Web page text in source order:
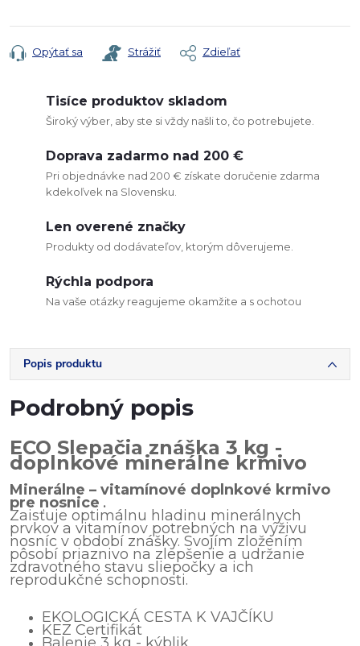
Opýtať sa Strážiť Zdieľať
Tisíce produktov skladom
Široký výber, aby ste si vždy našli to, čo potrebujete.
Doprava zadarmo nad 200 €
Pri objednávke nad 200 € získate doručenie zdarma
kdekoľvek na Slovensku.
Len overené značky
Produkty od dodávateľov, ktorým dôverujeme.
Rýchla podpora
Na vaše otázky reagujeme okamžite a s ochotou
Popis produktu
Podrobný popis
ECO Slepačia znáška 3 kg -
doplnkové minerálne krmivo
Minerálne – vitamínové doplnkové krmivo
pre nosnice .
Zaisťuje optimálnu hladinu minerálnych
prvkov a vitamínov potrebných na výživu
nosníc v období znášky. Svojím zložením
pôsobí priaznivo na zlepšenie a udržanie
zdravotného stavu sliepočky a ich
reprodukčné schopnosti.
EKOLOGICKÁ CESTA K VAJČÍKU
KEZ Certifikát